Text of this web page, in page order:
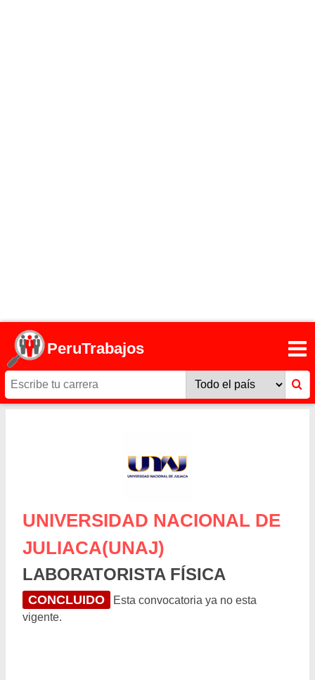
PeruTrabajos
UNIVERSIDAD NACIONAL DE
JULIACA(UNAJ)
LABORATORISTA FÍSICA
CONCLUIDO
Esta convocatoria ya no esta
vigente.